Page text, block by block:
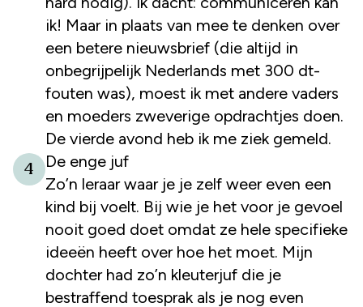
ik! Maar in plaats van mee te denken over
een betere nieuwsbrief (die altijd in
onbegrijpelijk Nederlands met 300 dt-
fouten was), moest ik met andere vaders
en moeders zweverige opdrachtjes doen.
De vierde avond heb ik me ziek gemeld.
4
De enge juf
Zo’n leraar waar je je zelf weer even een
kind bij voelt. Bij wie je het voor je gevoel
nooit goed doet omdat ze hele specifieke
ideeën heeft over hoe het moet. Mijn
dochter had zo’n kleuterjuf die je
bestraffend toesprak als je nog even